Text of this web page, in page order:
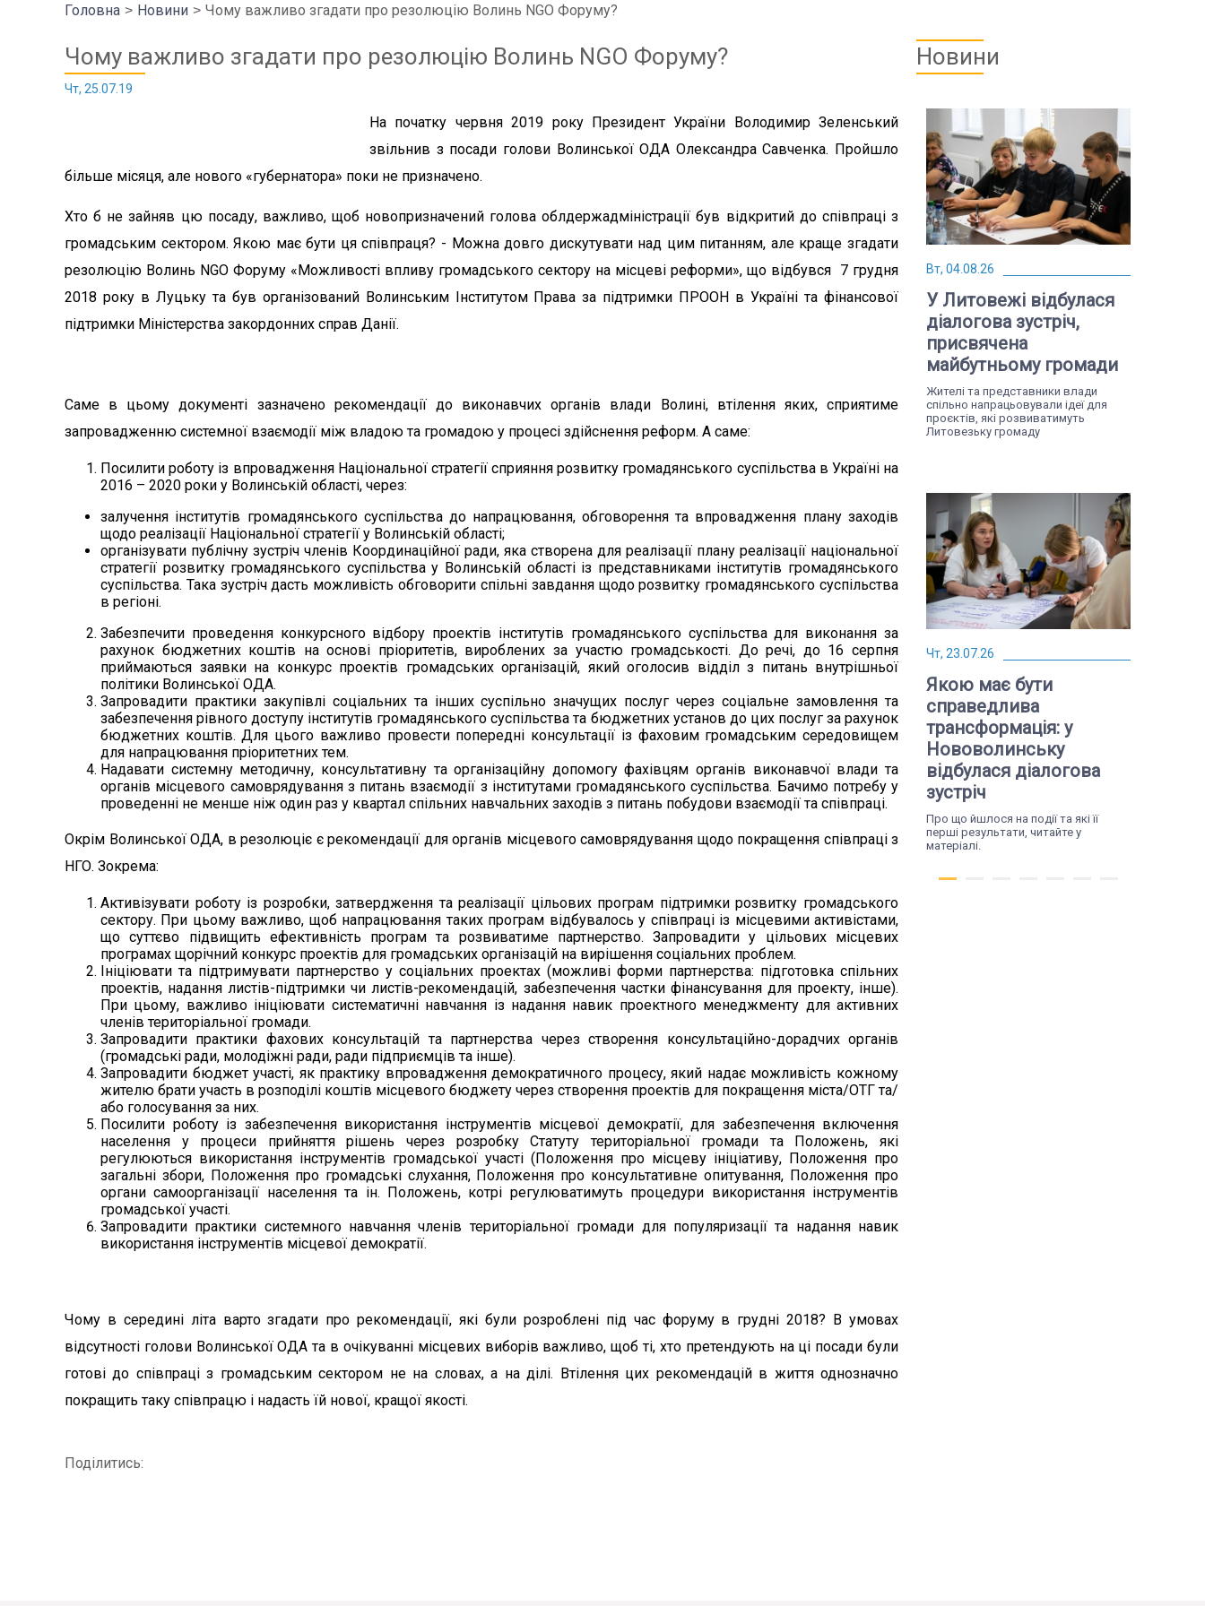
Головна Новини Чому важливо згадати про резолюцію Волинь NGO Форуму?
Чому важливо згадати про резолюцію Волинь NGO Форуму?
Чт, 25.07.19
На початку червня 2019 року Президент України Володимир Зеленський
звільнив з посади голови Волинської ОДА Олександра Савченка. Пройшло
більше місяця, але нового «губернатора» поки не призначено.
Хто б не зайняв цю посаду, важливо, щоб новопризначений голова облдержадміністрації був відкритий до співпраці з
громадським сектором. Якою має бути ця співпраця? - Можна довго дискутувати над цим питанням, але краще згадати
резолюцію Волинь NGO Форуму «Можливості впливу громадського сектору на місцеві реформи», що відбувся 7 грудня
2018 року в Луцьку та був організований Волинським Інститутом Права за підтримки ПРООН в Україні та фінансової
підтримки Міністерства закордонних справ Данії.
Саме в цьому документі зазначено рекомендації до виконавчих органів влади Волині, втілення яких, сприятиме
запровадженню системної взаємодії між владою та громадою у процесі здійснення реформ. А саме:
Посилити роботу із впровадження Національної стратегії сприяння розвитку громадянського суспільства в Україні на
2016 – 2020 роки у Волинській області, через:
залучення інститутів громадянського суспільства до напрацювання, обговорення та впровадження плану заходів
щодо реалізації Національної стратегії у Волинській області;
організувати публічну зустріч членів Координаційної ради, яка створена для реалізації плану реалізації національної
стратегії розвитку громадянського суспільства у Волинській області із представниками інститутів громадянського
суспільства. Така зустріч дасть можливість обговорити спільні завдання щодо розвитку громадянського суспільства
в регіоні.
Забезпечити проведення конкурсного відбору проектів інститутів громадянського суспільства для виконання за
рахунок бюджетних коштів на основі пріоритетів, вироблених за участю громадськості. До речі, до 16 серпня
приймаються заявки на конкурс проектів громадських організацій, який оголосив відділ з питань внутрішньої
політики Волинської ОДА.
Запровадити практики закупівлі соціальних та інших суспільно значущих послуг через соціальне замовлення та
забезпечення рівного доступу інститутів громадянського суспільства та бюджетних установ до цих послуг за рахунок
бюджетних коштів. Для цього важливо провести попередні консультації із фаховим громадським середовищем
для напрацювання пріоритетних тем.
Надавати системну методичну, консультативну та організаційну допомогу фахівцям органів виконавчої влади та
органів місцевого самоврядування з питань взаємодії з інститутами громадянського суспільства. Бачимо потребу у
проведенні не менше ніж один раз у квартал спільних навчальних заходів з питань побудови взаємодії та співпраці.
Окрім Волинської ОДА, в резолюціє є рекомендації для органів місцевого самоврядування щодо покращення співпраці з
НГО. Зокрема:
Активізувати роботу із розробки, затвердження та реалізації цільових програм підтримки розвитку громадського
сектору. При цьому важливо, щоб напрацювання таких програм відбувалось у співпраці із місцевими активістами,
що суттєво підвищить ефективність програм та розвиватиме партнерство. Запровадити у цільових місцевих
програмах щорічний конкурс проектів для громадських організацій на вирішення соціальних проблем.
Ініціювати та підтримувати партнерство у соціальних проектах (можливі форми партнерства: підготовка спільних
проектів, надання листів-підтримки чи листів-рекомендацій, забезпечення частки фінансування для проекту, інше).
При цьому, важливо ініціювати систематичні навчання із надання навик проектного менеджменту для активних
членів територіальної громади.
Запровадити практики фахових консультацій та партнерства через створення консультаційно-дорадчих органів
(громадські ради, молодіжні ради, ради підприємців та інше).
Запровадити бюджет участі, як практику впровадження демократичного процесу, який надає можливість кожному
жителю брати участь в розподілі коштів місцевого бюджету через створення проектів для покращення міста/ОТГ та/
або голосування за них.
Посилити роботу із забезпечення використання інструментів місцевої демократії, для забезпечення включення
населення у процеси прийняття рішень через розробку Статуту територіальної громади та Положень, які
регулюються використання інструментів громадської участі (Положення про місцеву ініціативу, Положення про
загальні збори, Положення про громадські слухання, Положення про консультативне опитування, Положення про
органи самоорганізації населення та ін. Положень, котрі регулюватимуть процедури використання інструментів
громадської участі.
Запровадити практики системного навчання членів територіальної громади для популяризації та надання навик
використання інструментів місцевої демократії.
Чому в середині літа варто згадати про рекомендації, які були розроблені під час форуму в грудні 2018? В умовах
відсутності голови Волинської ОДА та в очікуванні місцевих виборів важливо, щоб ті, хто претендують на ці посади були
готові до співпраці з громадським сектором не на словах, а на ділі. Втілення цих рекомендацій в життя однозначно
покращить таку співпрацю і надасть їй нової, кращої якості.
Поділитись:
Новини
Вт, 04.08.26
У Литовежі відбулася
діалогова зустріч,
присвячена
майбутньому громади
Жителі та представники влади
спільно напрацьовували ідеї для
проєктів, які розвиватимуть
Литовезьку громаду
Чт, 23.07.26
Якою має бути
справедлива
трансформація: у
Нововолинську
відбулася діалогова
зустріч
Про що йшлося на події та які її
перші результати, читайте у
матеріалі.